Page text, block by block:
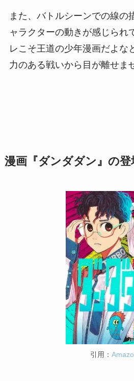
また、バトルシーンでの線の
ャラクターの動きが感じられ
レこそ王道の少年漫画だよな
力のある戦いから目が離せま
漫画『ダンダダン』の登
引用：